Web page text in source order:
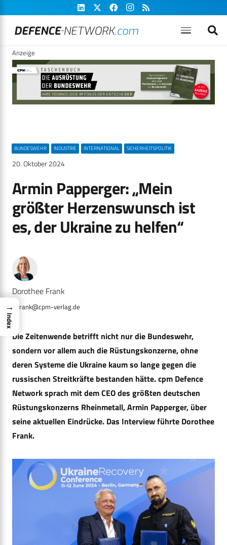
Anzeige
BUNDESWEHR INDUSTRIE INTERNATIONAL SICHERHEITSPOLITIK
20. Oktober 2024
Armin Papperger: „Mein
größter Herzenswunsch ist
es, der Ukraine zu helfen“
Dorothee Frank
d.frank@cpm-verlag.de
Die Zeitenwende betrifft nicht nur die Bundeswehr,
sondern vor allem auch die Rüstungskonzerne, ohne
deren Systeme die Ukraine kaum so lange gegen die
russischen Streitkräfte bestanden hätte. cpm Defence
Network sprach mit dem CEO des größten deutschen
Rüstungskonzerns Rheinmetall, Armin Papperger, über
seine aktuellen Eindrücke. Das Interview führte Dorothee
Frank.
→
Index